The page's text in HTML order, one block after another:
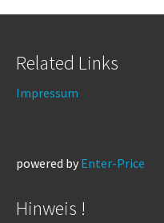
Related Links
Impressum
powered by Enter-Price
Hinweis !